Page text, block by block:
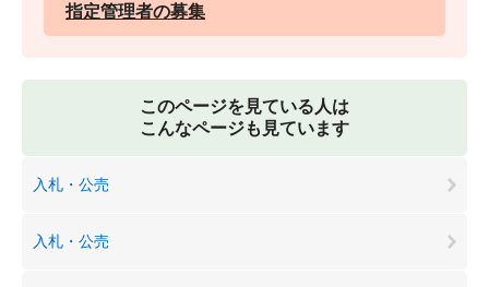
指定管理者の募集
このページを見ている人は
こんなページも見ています
入札・公売
入札・公売